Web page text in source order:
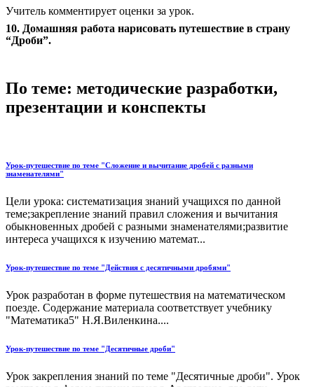
Учитель комментирует оценки за урок.
10. Домашняя работа нарисовать путешествие в страну
“Дроби”.
По теме: методические разработки,
презентации и конспекты
Урок-путешествие по теме "Сложение и вычитание дробей с разными
знаменателями"
Цели урока: систематизация знаний учащихся по данной
теме;закрепление знаний правил сложения и вычитания
обыкновенных дробей с разными знаменателями;развитие
интереса учащихся к изучению математ...
Урок-путешествие по теме "Действия с десятичными дробями"
Урок разработан в форме путешествия на математическом
поезде. Содержание материала соответствует учебнику
"Математика5" Н.Я.Виленкина....
Урок-путешествие по теме "Десятичные дроби"
Урок закрепления знаний по теме "Десятичные дроби". Урок